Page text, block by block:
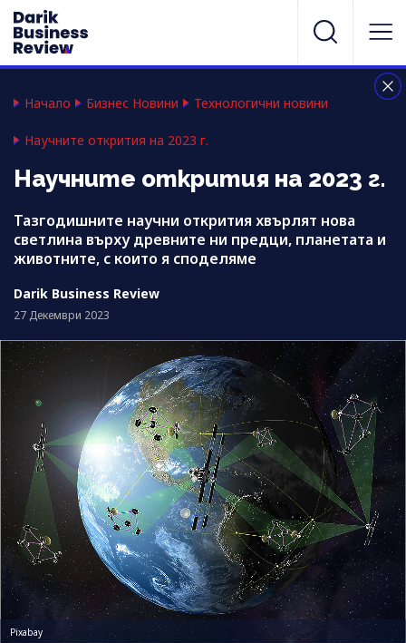
Начало Бизнес Новини Технологични новини
Научните открития на 2023 г.
Научните открития на 2023 г.
Тазгодишните научни открития хвърлят нова
светлина върху древните ни предци, планетата и
животните, с които я споделяме
Darik Business Review
27 Декември 2023
Pixabay